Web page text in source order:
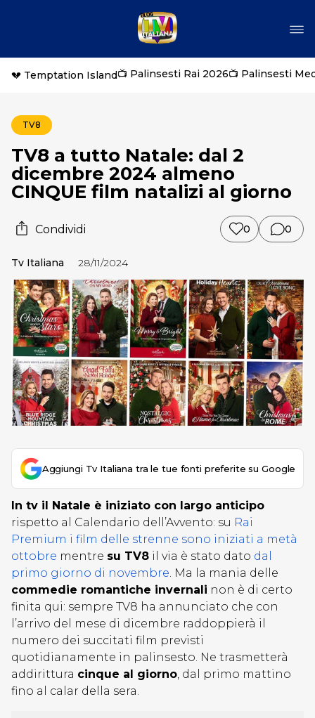
💔 Temptation Island📺 Palinsesti Rai 2026📺 Palinsesti
TV8
TV8 a tutto Natale: dal 2
dicembre 2024 almeno
CINQUE film natalizi al giorno
Condividi 0 0
Tv Italiana 28/11/2024
Aggiungi Tv Italiana tra le tue fonti preferite su Google
In tv il Natale è iniziato con largo anticipo
rispetto al Calendario dell’Avvento: su Rai
Premium i film delle strenne sono iniziati a metà
ottobre mentre su TV8 il via è stato dato dal
primo giorno di novembre. Ma la mania delle
commedie romantiche invernali non è di certo
finita qui: sempre TV8 ha annunciato che con
l’arrivo del mese di dicembre raddoppierà il
numero dei succitati film previsti
quotidianamente in palinsesto. Ne trasmetterà
addirittura cinque al giorno, dal primo mattino
fino al calar della sera.